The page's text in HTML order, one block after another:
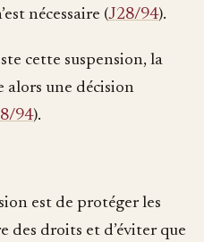
nécessaire (J28/94).
cette suspension, la
une décision
94).
est de protéger les
droits et d’éviter que